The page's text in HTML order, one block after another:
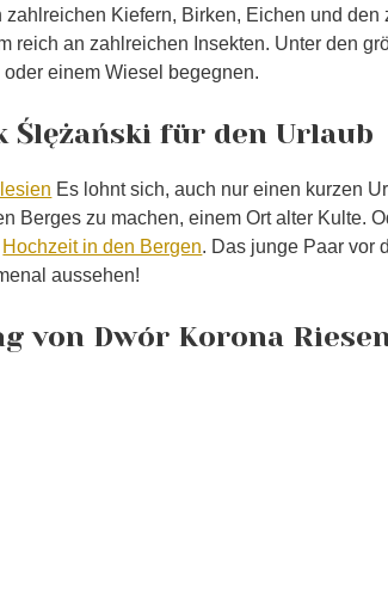
Kiefern, Birken, Eichen und den
reich an zahlreichen Insekten. Unter den
einem Wiesel begegnen.
Ślężański für den Urlaub
Es lohnt sich, auch nur einen kurzen
Berges zu machen, einem Ort alter Kulte.
Hochzeit in den Bergen. Das junge Paar vor
aussehen!
von Dwór Korona